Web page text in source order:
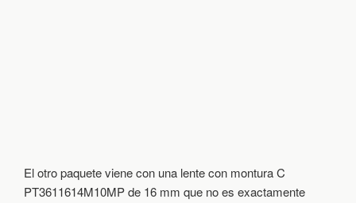
El otro paquete viene con una lente con montura C
PT3611614M10MP de 16 mm que no es exactamente